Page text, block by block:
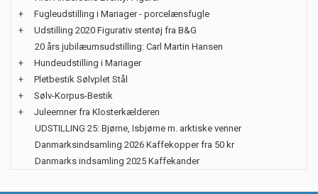
+
Fugleudstilling i Mariager - porcelænsfugle
+
Udstilling 2020 Figurativ stentøj fra B&G
20 års jubilæumsudstilling: Carl Martin Hansen
+
Hundeudstilling i Mariager
+
Pletbestik Sølvplet Stål
+
Sølv-Korpus-Bestik
+
Juleemner fra Klosterkælderen
UDSTILLING 25: Bjørne, Isbjørne m. arktiske venner
Danmarksindsamling 2026 Kaffekopper fra 50 kr
Danmarks indsamling 2025 Kaffekander